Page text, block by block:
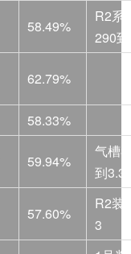
58.49%
R2系
290
62.79%
58.33%
59.94%
气槽
到
57.60%
R2装
3